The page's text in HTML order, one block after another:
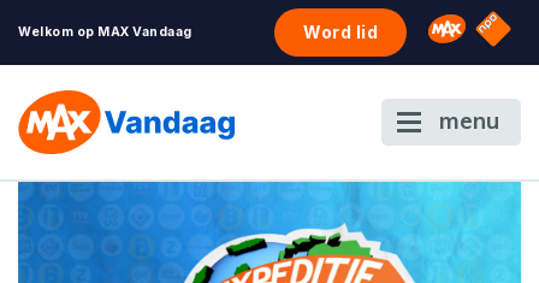
Welkom op MAX Vandaag Word lid Omroep
NPO
menu